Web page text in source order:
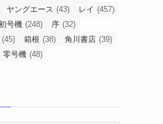
ヤングエース (43) レイ (457)
号機 (248) 序 (32)
(45) 箱根 (38) 角川書店 (39)
零号機 (48)